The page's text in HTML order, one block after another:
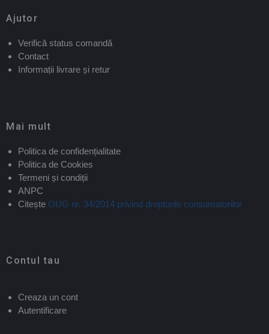
Ajutor
Verifică status comandă
Contact
Informații livrare și retur
Mai mult
Politica de confidențialitate
Politica de Cookies
Termeni și condiții
ANPC
Citește OUG nr. 34/2014 privind drepturile consumatorilor
Contul tau
Creaza un cont
Autentificare